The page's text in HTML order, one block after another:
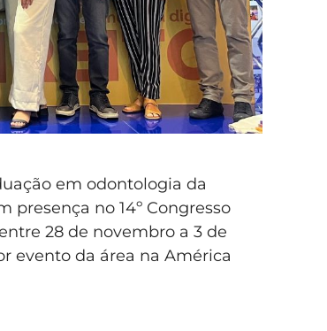
em odontologia da
presença no 14º Congresso
28 de novembro a 3 de
evento da área na América